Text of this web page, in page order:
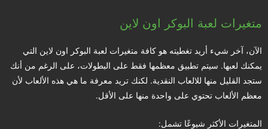
متغيرات لعبة البوكر اون لاين
الآن، آخر شيء أريد تغطيته هو كافة متغيرات لعبة البوكر اون لاين التي
يمكنك لعبها. سيتم تطبيق معظمها فقط على البطولات، على الرغم من أنك
ستجد القليل منها للالعاب النقدية. لكنك تريد معرفة ما هي هذه الألعاب لأن
معظم الألعاب تحتوي على واحدة منها على الأقل.
المتغيرات الأكثر شيوعًا تشمل: